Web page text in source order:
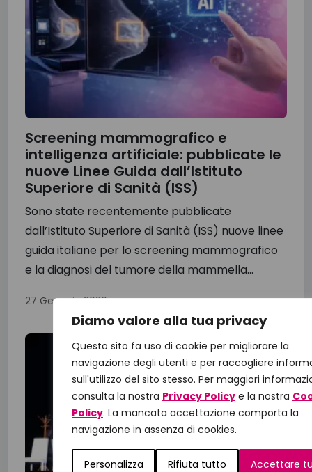
Diamo valore alla tua privacy
Questo sito fa uso di cookie per migliorare la
navigazione degli utenti e per raccogliere
sull'utilizzo del sito stesso. Per maggiori
consulta la nostra Privacy Policy e la nostra
Policy. La mancata accettazione comporta la
navigazione in assenza di cookies.
Personalizza Rifiuta tutto Accettare
Screening mammografico e
intelligenza artificiale: pubblicate le
nuove Linee Guida dall’Istituto
Superiore di Sanità (ISS)
Sono state recentemente pubblicate
dall’Istituto Superiore di Sanità (ISS) nuove linee
guida italiane per lo screening mammografico
e la diagnosi del tumore della mammella...
27 Gennaio 2026